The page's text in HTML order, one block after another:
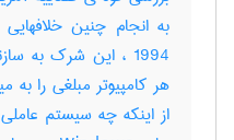
به انجام چنین
1994 ، این شرک به
هر کامپیوتر مبلغی را
از اینکه چه سیستم